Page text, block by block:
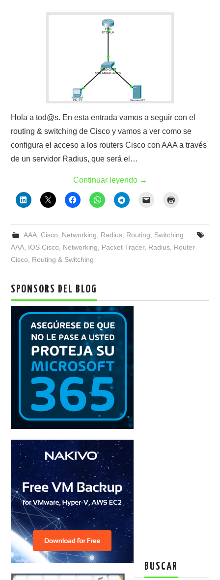
Hola a tod@s. En esta entrada vamos a seguir con el
routing & switching de Cisco y vamos a ver como se
configura el acceso a los routers Cisco con AAA a través
de un servidor Radius, que será el…
Continuar leyendo →
AAA, Cisco Networking Radius, Routing
Switching
AAA IOS Cisco Networking Packet Tracer, Radius Router
Cisco
Routing & Switching
SPONSORS DEL BLOG
BUSCAR